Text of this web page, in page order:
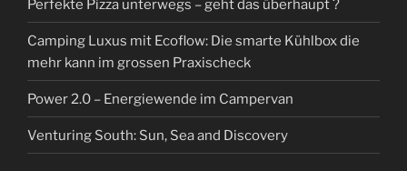
Perfekte Pizza unterwegs – geht das überhaupt ?
Camping Luxus mit Ecoflow: Die smarte Kühlbox die
mehr kann im grossen Praxischeck
Power 2.0 – Energiewende im Campervan
Venturing South: Sun, Sea and Discovery